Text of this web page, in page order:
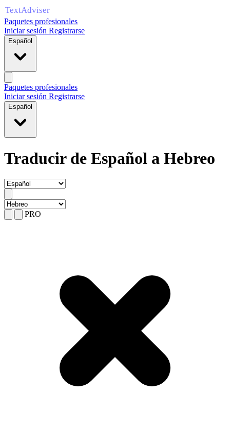
Paquetes profesionales
Iniciar sesión Registrarse
Español
Paquetes profesionales
Iniciar sesión Registrarse
Español
Traducir de Español a Hebreo
PRO